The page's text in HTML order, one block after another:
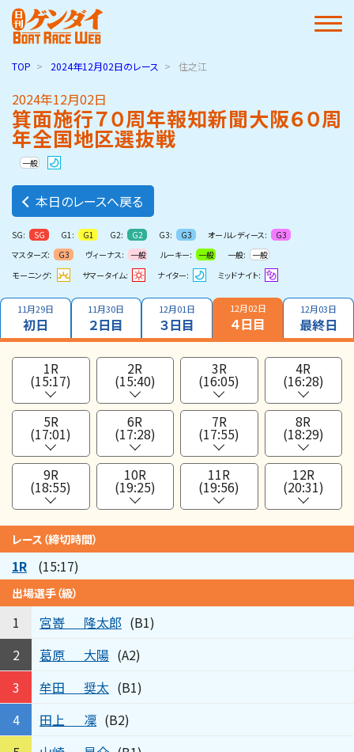
TOP 2024年12月02日のレース 住之江
2024年12月02日
箕面施行７０周年報知新聞大阪６０周
年全国地区選抜戦
一般
本日のレースへ戻る
SG: SG G1: G1 G2: G2 G3: G3 オールレディース:
G3
マスターズ:
G3 ヴィーナス: 一般 ルーキー: 一般 一般: 一般
モーニング：
サマータイム: ナイター: ミッドナイト:
11月29日
初日
11月30日
２日目
12月01日
３日目
12月02日
４日目
12月03日
最終日
1R
(15:17)
2R
(15:40)
3R
(16:05)
4R
(16:28)
5R
(17:01)
6R
(17:28)
7R
(17:55)
8R
(18:29)
9R
(18:55)
10R
(19:25)
11R
(19:56)
12R
(20:31)
レース（締切時間）
1R (15:17)
出場選手（級）
1 宮嵜 隆太郎 (B1)
2
葛原 大陽 (A2)
3
牟田 奨太 (B1)
4
田上 凜 (B2)